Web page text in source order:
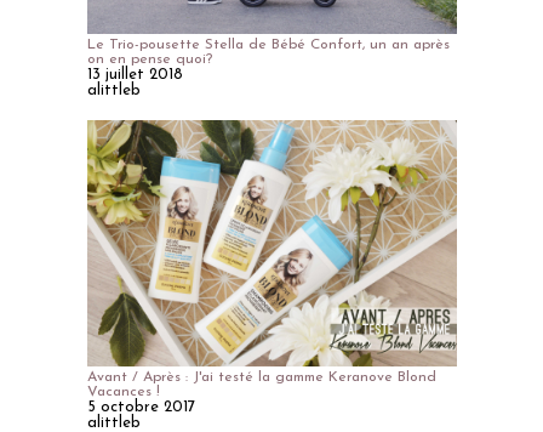
Le Trio-pousette Stella de Bébé Confort, un an après
on en pense quoi?
13 juillet 2018
alittleb
Avant / Après : J'ai testé la gamme Keranove Blond
Vacances !
5 octobre 2017
alittleb